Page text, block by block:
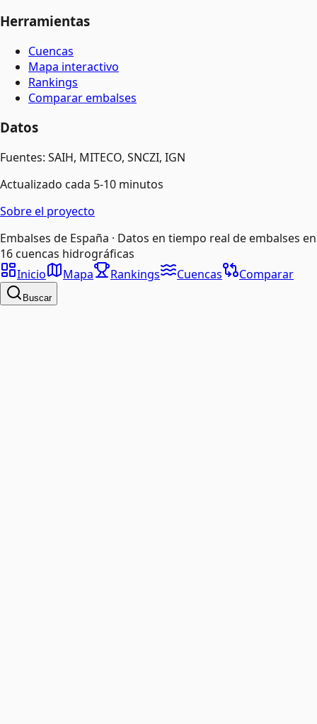
Herramientas
Cuencas
Mapa interactivo
Rankings
Comparar embalses
Datos
Fuentes: SAIH, MITECO, SNCZI, IGN
Actualizado cada 5-10 minutos
Sobre el proyecto
Embalses de España · Datos en tiempo real de embalses en
16 cuencas hidrográficas
Inicio
Mapa Rankings Cuencas Comparar
Buscar